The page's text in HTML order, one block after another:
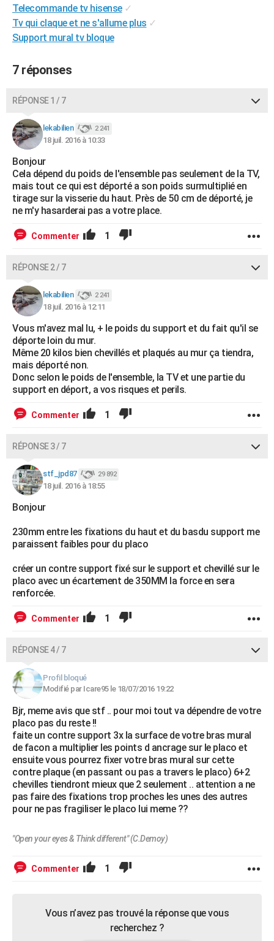
COPAINS D'AVANT
S'inscrire
Se connecter
Lycées
Collèges
Primaires
Universités
Entreprises
Service militaire
Avis de recherche
AVIS DE DÉCÈS
Bricolage
Lifestyle
Culture
Television
Voyage
Telecommande tv hisense ✓
Tv qui claque et ne s'allume plus ✓
Support mural tv bloque
7 réponses
RÉPONSE 1 / 7
lekabilien 2 241
18 juil. 2016 à 10:33
Bonjour
Cela dépend du poids de l'ensemble pas seulement de la TV,
mais tout ce qui est déporté a son poids surmultiplié en
tirage sur la visserie du haut. Près de 50 cm de déporté, je
ne m'y hasarderai pas a votre place.
Commenter 1
RÉPONSE 2 / 7
lekabilien 2 241
18 juil. 2016 à 12:11
Vous m'avez mal lu, + le poids du support et du fait qu'il se
déporte loin du mur.
Même 20 kilos bien chevillés et plaqués au mur ça tiendra,
mais déporté non.
Donc selon le poids de l'ensemble, la TV et une partie du
support en déport, a vos risques et perils.
Commenter 1
RÉPONSE 3 / 7
stf_jpd87 29 892
18 juil. 2016 à 18:55
Bonjour
230mm entre les fixations du haut et du basdu support me
paraissent faibles pour du placo
créer un contre support fixé sur le support et chevillé sur le
placo avec un écartement de 350MM la force en sera
renforcée.
Commenter 1
RÉPONSE 4 / 7
Profil bloqué
Modifié par Icare95 le 18/07/2016 19:22
Bjr, meme avis que stf .. pour moi tout va dépendre de votre
placo pas du reste !!
faite un contre support 3x la surface de votre bras mural
de facon a multiplier les points d ancrage sur le placo et
ensuite vous pourrez fixer votre bras mural sur cette
contre plaque (en passant ou pas a travers le placo) 6+2
chevilles tiendront mieux que 2 seulement .. attention a ne
pas faire des fixations trop proches les unes des autres
pour ne pas fragiliser le placo lui meme ??
"Open your eyes & Think different" (C.Demoy)
Commenter 1
Vous n’avez pas trouvé la réponse que vous
recherchez ?